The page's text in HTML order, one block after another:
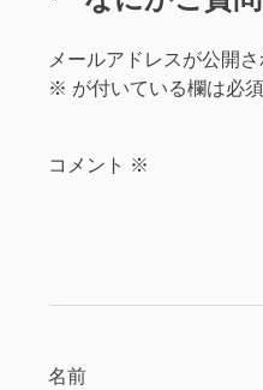
ョ
メールアドレスが公開
※ が付いている欄は必
コメント ※
名前